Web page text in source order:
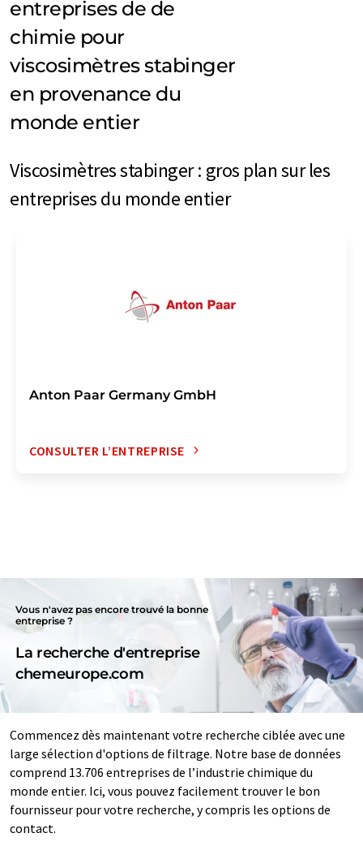
entreprises de de
chimie pour
viscosimètres stabinger
en provenance du
monde entier
Viscosimètres stabinger : gros plan sur les
entreprises du monde entier
Anton Paar Germany GmbH
CONSULTER L’ENTREPRISE
Vous n'avez pas encore trouvé la bonne
entreprise ?
La recherche d'entreprise
chemeurope.com
Commencez dès maintenant votre recherche ciblée avec une
large sélection d'options de filtrage. Notre base de données
comprend 13.706 entreprises de l’industrie chimique du
monde entier. Ici, vous pouvez facilement trouver le bon
fournisseur pour votre recherche, y compris les options de
contact.